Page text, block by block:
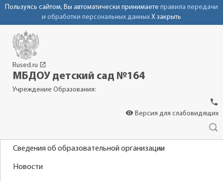
Пользуясь сайтом, Вы автоматически принимаете правила передачи
и обработки персональных данных X закрыть
Rused.ru launch
МБДОУ детский сад №164
Учреждение Образования:
phone
visibility Версия для слабовидящих
Сведения об образовательной организации
Новости